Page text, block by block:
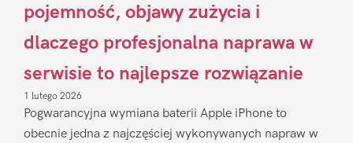
pojemność, objawy zużycia i
dlaczego profesjonalna naprawa w
serwisie to najlepsze rozwiązanie
1 lutego 2026
Pogwarancyjna wymiana baterii Apple iPhone to
obecnie jedna z najczęściej wykonywanych napraw w